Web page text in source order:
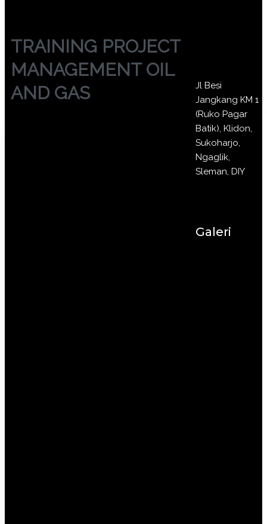
TRAINING PROJECT
MANAGEMENT OIL
AND GAS
Jl Besi
Jangkang KM 1
(Ruko Pagar
Batik), Klidon,
Sukoharjo,
Ngaglik,
Sleman, DIY
Galeri